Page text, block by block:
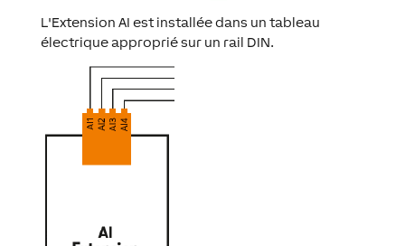
L'Extension AI est installée dans un tableau
électrique approprié sur un rail DIN.